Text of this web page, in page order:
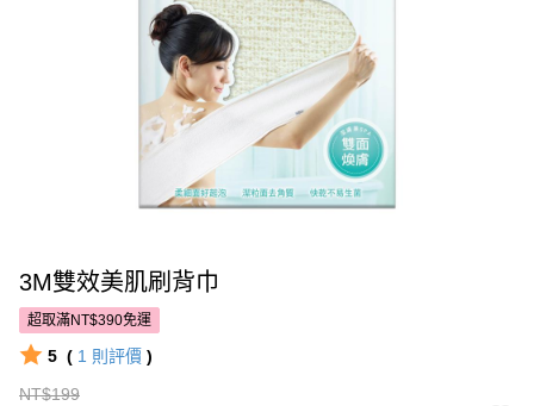
3M雙效美肌刷背巾
超取滿NT$390免運
5 ( 1 則評價 )
NT$199